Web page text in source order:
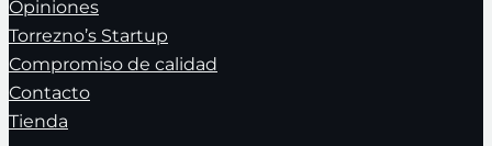
Opiniones
Torrezno’s Startup
Compromiso de calidad
Contacto
Tienda